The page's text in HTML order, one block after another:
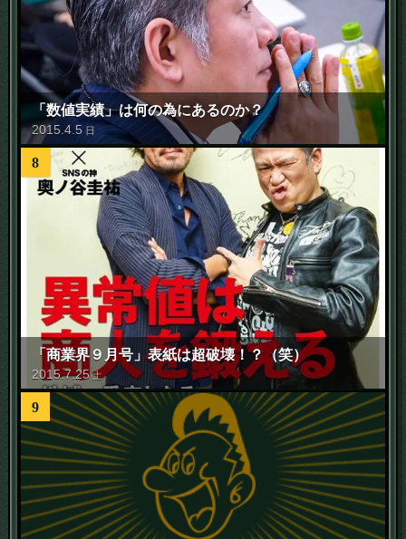
「数値実績」は何の為にあるのか？
2015.4.5 日
8
「商業界９月号」表紙は超破壊！？（笑）
2015.7.25 土
9